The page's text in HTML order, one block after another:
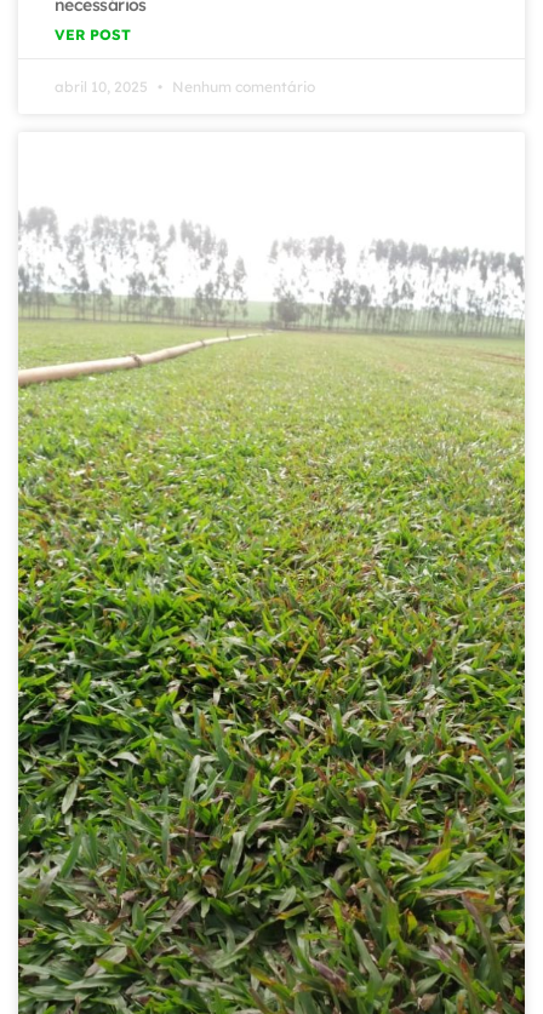
necessários
VER POST
abril 10, 2025 Nenhum comentário